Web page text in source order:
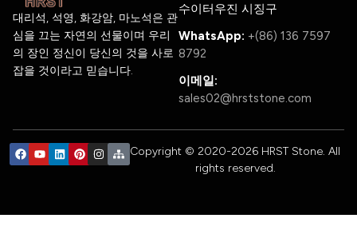
대리석, 석영, 화강암, 마노석은 관
심을 끄는 자연의 선물이며 우리
의 장인 정신이 당신의 것을 사로
잡을 것이라고 믿습니다.
수이터우진 시징구
WhatsApp: +(86) 136 7597
8792
이메일:
sales02@hrststone.com
Copyright © 2020-2026 HRST Stone. All
rights reserved.